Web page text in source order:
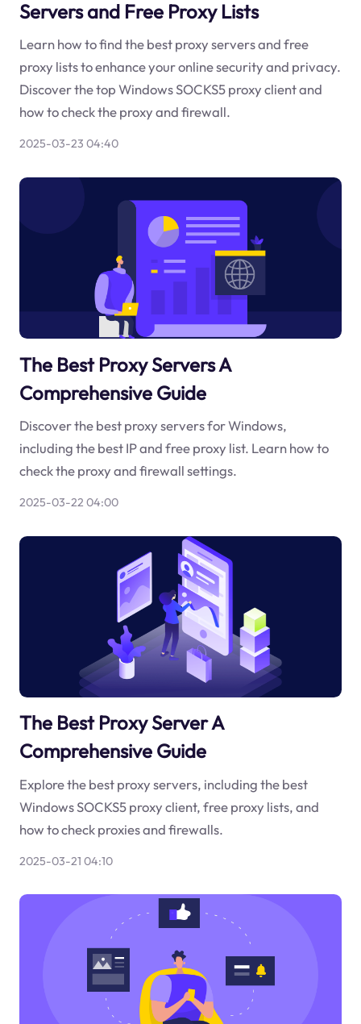
Servers and Free Proxy Lists
Learn how to find the best proxy servers and free
proxy lists to enhance your online security and privacy.
Discover the top Windows SOCKS5 proxy client and
how to check the proxy and firewall.
2025-03-23 04:40
The Best Proxy Servers A
Comprehensive Guide
Discover the best proxy servers for Windows,
including the best IP and free proxy list. Learn how to
check the proxy and firewall settings.
2025-03-22 04:00
The Best Proxy Server A
Comprehensive Guide
Explore the best proxy servers, including the best
Windows SOCKS5 proxy client, free proxy lists, and
how to check proxies and firewalls.
2025-03-21 04:10